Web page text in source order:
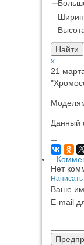
x
21
Данный
—
Нет
Ваше
E-mail